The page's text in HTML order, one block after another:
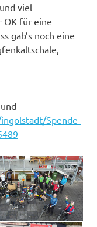
viel
OK für eine
gab’s noch eine
Spende-